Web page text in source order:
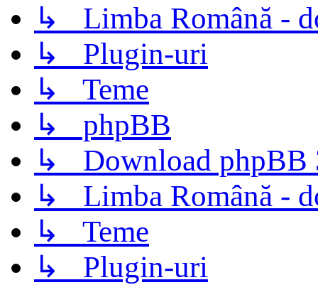
↳ Limba Română -
↳ Plugin-uri
↳ Teme
↳ phpBB
↳ Download phpBB
↳ Limba Română -
↳ Teme
↳ Plugin-uri